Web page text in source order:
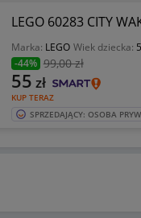
LEGO 60283 CITY
Marka: LEGO Wiek dziecka:
-44% 99,00 zł
KUP TERAZ
55 zł
SPRZEDAJĄCY: OSOBA